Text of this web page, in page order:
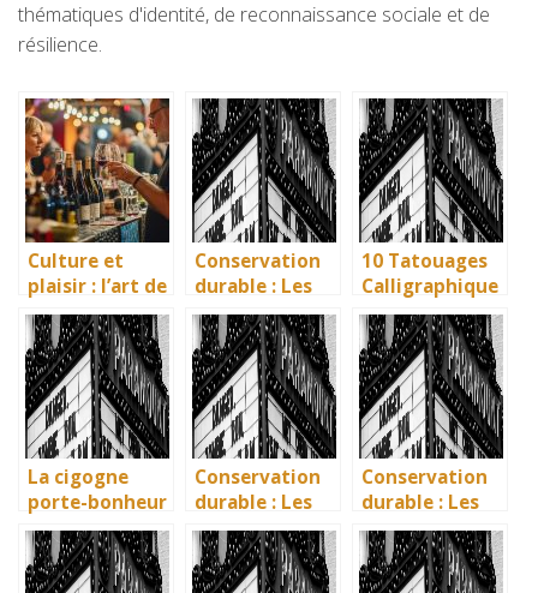
thématiques d'identité, de reconnaissance sociale et de
résilience.
Culture et
plaisir : l’art de
la dégustation
à la foire aux
vins
Conservation
durable : Les
nouvelles
méthodes
écologiques du
British
Museum
10 Tatouages
Calligraphique
s : Citations et
Phrases
Uniques pour
immortaliser
vos amitiés
La cigogne
porte-bonheur
: que dit la
légende ? Son
influence dans
Conservation
durable : Les
nouvelles
méthodes
écologiques du
Conservation
durable : Les
nouvelles
méthodes
écologiques du